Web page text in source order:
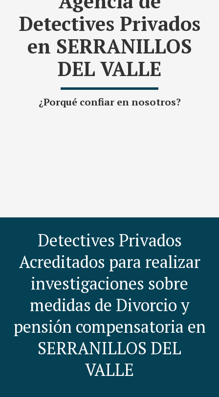
Detectives Privados
en SERRANILLOS
DEL VALLE
¿Porqué confiar en nosotros?
Detectives Privados
Acreditados para realizar
investigaciones sobre
medidas de Divorcio y
pensión compensatoria en
SERRANILLOS DEL
VALLE